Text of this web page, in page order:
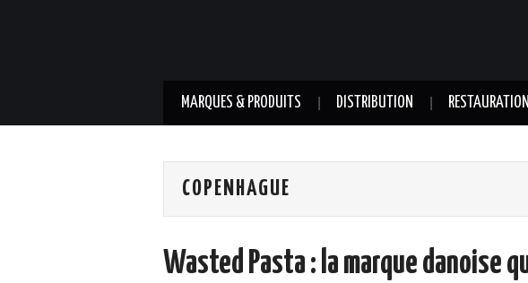
MARQUES & PRODUITS DISTRIBUTION RESTAURATION
COPENHAGUE
Wasted Pasta : la marque danoise